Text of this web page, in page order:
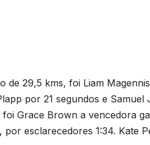
de 29,5 kms, foi Liam
por 21 segundos e
Grace Brown a vencedora
esclarecedores 1:34. Kate